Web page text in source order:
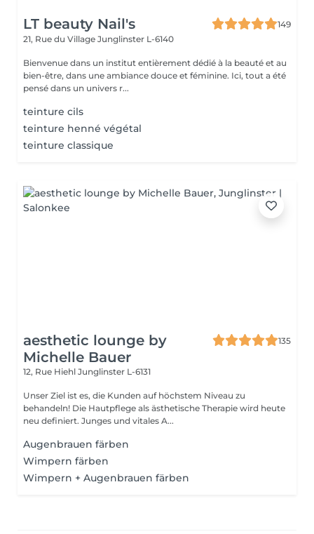
LT beauty Nail's
149
21, Rue du Village Junglinster L-6140
Bienvenue dans un institut entièrement dédié à la beauté et au
bien-être, dans une ambiance douce et féminine. Ici, tout a été
pensé dans un univers r...
teinture cils
teinture henné végétal
teinture classique
aesthetic lounge by
Michelle Bauer
135
12, Rue Hiehl Junglinster L-6131
Unser Ziel ist es, die Kunden auf höchstem Niveau zu
behandeln! Die Hautpflege als ästhetische Therapie wird heute
neu definiert. Junges und vitales A...
Augenbrauen färben
Wimpern färben
Wimpern + Augenbrauen färben